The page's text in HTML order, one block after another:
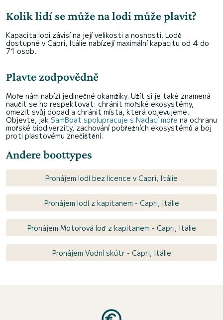
Kolik lidí se může na lodi může plavit?
Kapacita lodi závisí na její velikosti a nosnosti. Lodě
dostupné v Capri, Itálie nabízejí maximální kapacitu od 4 do
71 osob.
Plavte zodpovědně
Moře nám nabízí jedinečné okamžiky. Užít si je také znamená
naučit se ho respektovat: chránit mořské ekosystémy,
omezit svůj dopad a chránit místa, která objevujeme.
Objevte, jak SamBoat spolupracuje s Nadací moře na ochranu
mořské biodiverzity, zachování pobřežních ekosystémů a boj
proti plastovému znečištění.
Andere boottypes
Pronájem lodí bez licence v Capri, Itálie
Pronájem lodí z kapitanem - Capri, Itálie
Pronájem Motorová loď z kapitanem - Capri, Itálie
Pronájem Vodní skútr - Capri, Itálie